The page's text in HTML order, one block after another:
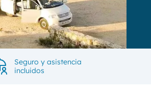
Seguro y asistencia
incluidos